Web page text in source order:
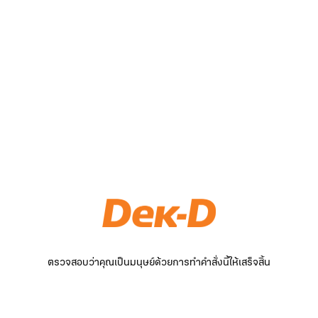
ตรวจสอบว่าคุณเป็นมนุษย์ด้วยการทำคำสั่งนี้ให้เสร็จสิ้น